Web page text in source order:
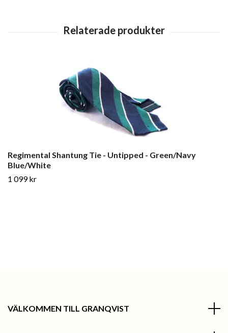
Regimental Shantung Tie - Untipped - Green/Navy
Blue/White
1 099 kr
VÄLKOMMEN TILL GRANQVIST